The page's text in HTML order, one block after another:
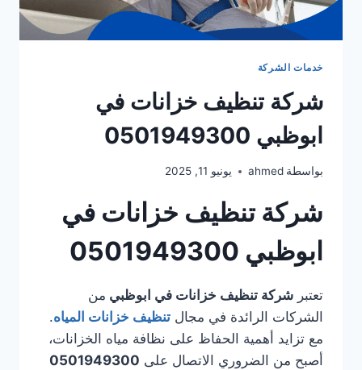
خدمات الشركة
شركة تنظيف خزانات في
ابوظبي 0501949300
بواسطة ahmed يونيو 11, 2025
شركة تنظيف خزانات في
ابوظبي 0501949300
تعتبر شركة تنظيف خزانات في ابوظبي من
الشركات الرائدة في مجال تنظيف خزانات المياه.
مع تزايد أهمية الحفاظ على نظافة مياه الخزانات،
أصبح من الضروري الاتصال على 0501949300